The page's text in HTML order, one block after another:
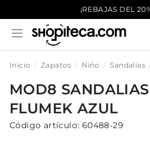
¡REBAJAS DEL
Inicio Zapatos Niño Sandalias
MOD8 SANDALIAS
FLUMEK AZUL
Código artículo: 60488-29